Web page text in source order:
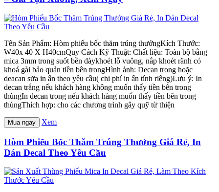
Tên Sản Phẩm: Hòm phiếu bốc thăm trúng thưởngKích Thước:
W40x 40 X H40cmQuy Cách Kỹ Thuật: Chất liệu: Toàn bộ bằng
mica 3mm trong suốt bền dàykhoét lỗ vuông, nắp khoét rãnh có
khoá gài bảo quản tiền bên trongHình ảnh: Decan trong hoặc
deacan sữa in ấn theo yêu cầu( chi phí in ấn tính riêng)Lưu ý: In
decan trắng nếu khách hàng không muốn thấy tiền bên trong
thùngIn decan trong nếu khách hàng muốn thấy tiền bên trong
thùngThích hợp: cho các chương trình gây quỹ từ thiện
Mua ngay Xem
Hòm Phiếu Bốc Thăm Trúng Thưởng Giá Rẻ, In
Dán Decal Theo Yêu Cầu